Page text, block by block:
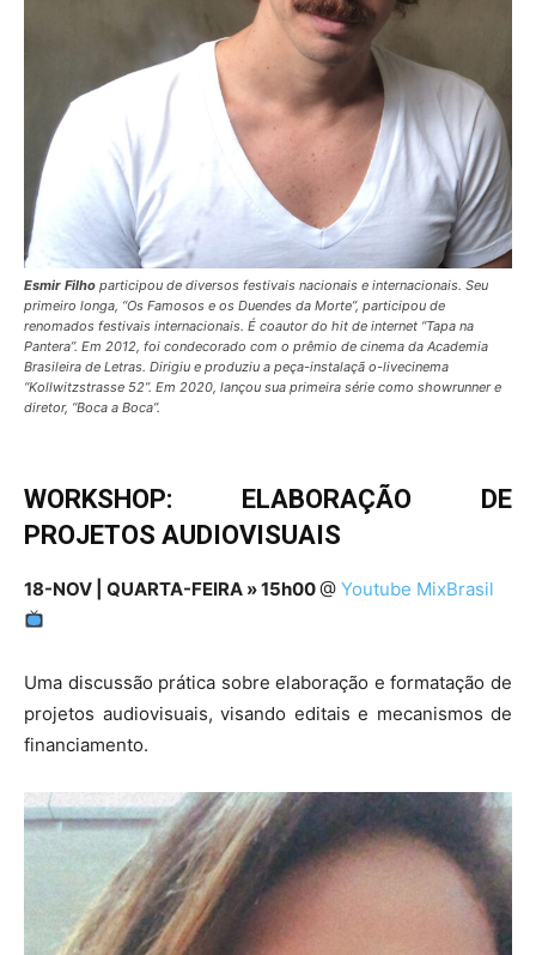
Esmir Filho participou de diversos festivais nacionais e internacionais. Seu
primeiro longa, “Os Famosos e os Duendes da Morte”, participou de
renomados festivais internacionais. É coautor do hit de internet “Tapa na
Pantera”. Em 2012, foi condecorado com o prêmio de cinema da Academia
Brasileira de Letras. Dirigiu e produziu a peça-instalaçã o-livecinema
“Kollwitzstrasse 52”. Em 2020, lançou sua primeira série como showrunner e
diretor, “Boca a Boca”.
WORKSHOP: ELABORAÇÃO DE
PROJETOS AUDIOVISUAIS
18-NOV | QUARTA-FEIRA » 15h00@ Youtube MixBrasil
Uma discussão prática sobre elaboração e formatação de
projetos audiovisuais, visando editais e mecanismos de
financiamento.